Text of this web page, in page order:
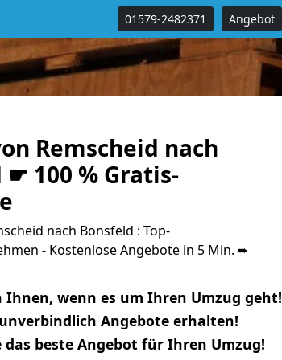
01579-2482371 Angebot
Remscheid nach
100 % Gratis-
nach Bonsfeld : Top-
- Kostenlose Angebote in 5 Min. ➨
Ihnen, wenn es um Ihren Umzug geht!
Angebote erhalten!
das beste Angebot für Ihren Umzug!